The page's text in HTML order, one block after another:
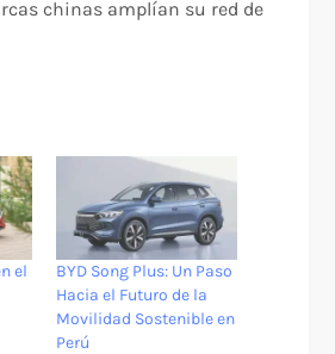
chinas amplían su red de
el
BYD Song Plus: Un Paso
Hacia el Futuro de la
Movilidad Sostenible en
Perú